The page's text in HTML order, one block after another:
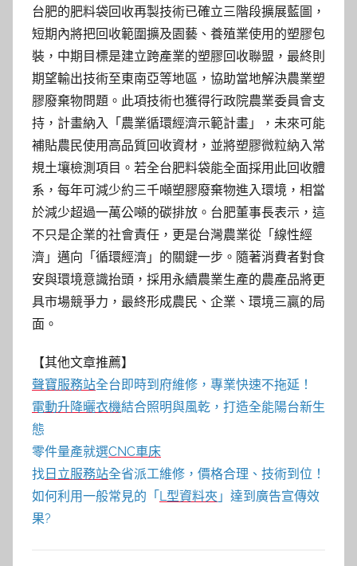
台肥的肥料袋回收再製技術已確立三階段擴展藍圖，
短期內將把回收範圍擴及園藝、養殖業使用的塑膠包
裝，中期目標是建立跨產業的塑膠回收聯盟，最終則
期望輸出技術至東南亞等地區，協助當地解決農業塑
膠廢棄物問題。此項技術也獲得行政院農業委員會支
持，計畫納入「農業循環經濟示範計畫」，未來可能
補貼農民使用高品質回收資材，並將塑膠微粒納入常
規土壤檢測項目。若全台肥料袋能全面採用此回收體
系，每年可減少約三千噸塑膠廢棄物進入環境，相當
於減少超過一萬公噸的碳排放。台肥董事長表示，這
不只是企業的社會責任，更是台灣農業從「線性經
濟」邁向「循環經濟」的關鍵一步。隨著消費者對食
安與環境意識抬頭，採用永續農業生產的農產品將更
具市場競爭力，最終形成農民、企業、環境三贏的局
面。
【其他文章推薦】
聲寶服務站全台即時到府維修，專業快速不拖延！
電動升降曬衣機結合照明與風乾，打造全能陽台新生
態
零件量產就選CNC車床
找 日立服務站全省派工維修，價格合理、技術到位！
如何利用一般常見的「 L型資料夾 」達到廣告宣傳效
果?